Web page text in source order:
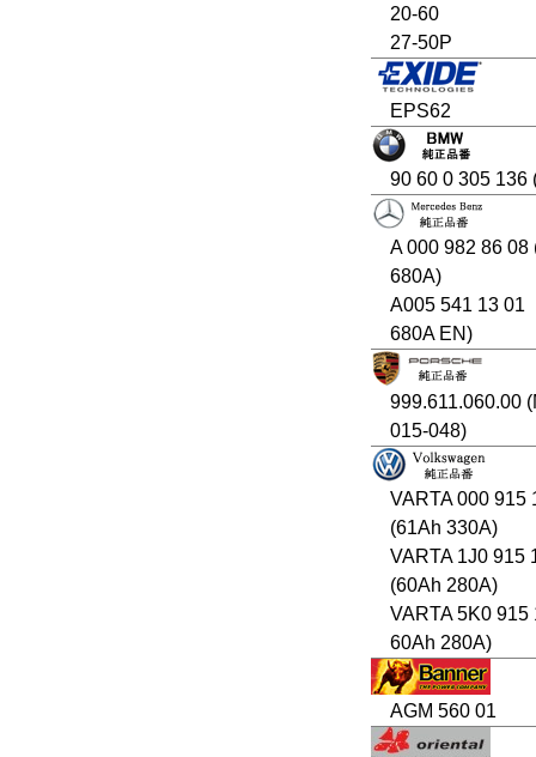
20-60
27-50P
EPS62
90 60 0 305 136
A 000 982 86 08
680A)
A005 541 13 01
680A EN)
999.611.060.00
015-048)
VARTA 000 915
(61Ah 330A)
VARTA 1J0 915
(60Ah 280A)
VARTA 5K0 915
60Ah 280A)
AGM 560 01